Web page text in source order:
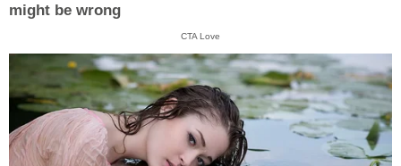
might be wrong
CTA Love